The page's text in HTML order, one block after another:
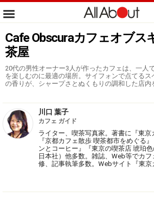
Cafe Obscuraカフェオブス
茶屋
20代の男性オーナー3人が作ったカフェは、一人
を楽しむのに最適の場所。サイフォンで点てるス
の香りが、シャープさとぬくもりの調和した店内
川口 葉子
カフェ ガイド
ライター、喫茶写真家。著書に『東京
『京都カフェ散歩 喫茶都市をめぐる
ンとコーヒー』『東京の喫茶店 琥珀
日本社）他多数。雑誌、Web等でカ
修、記事執筆多数。Webサイト『東京